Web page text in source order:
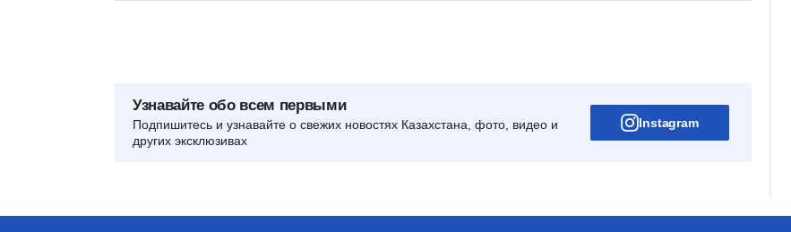
Узнавайте обо всем первыми
Подпишитесь и узнавайте о свежих новостях Казахстана, фото, видео и
других эксклюзивах
Instagram